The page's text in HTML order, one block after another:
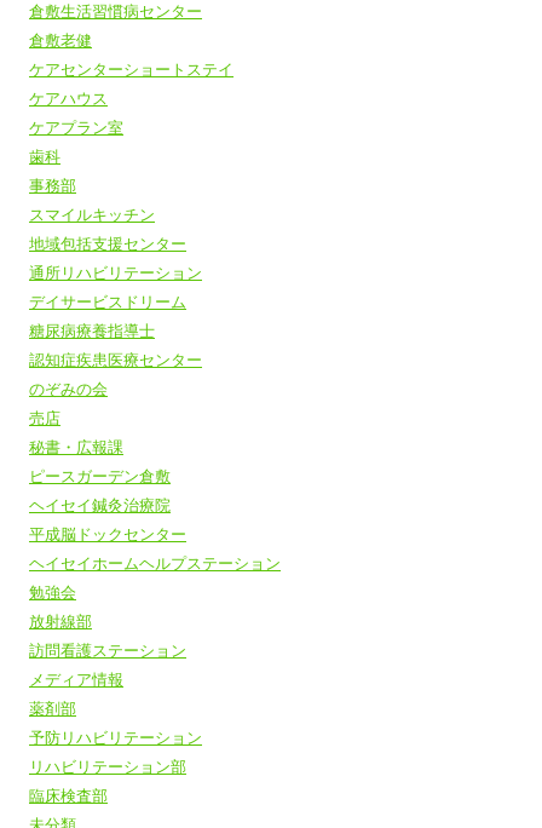
倉敷生活習慣病センター
倉敷老健
ケアセンターショートステイ
ケアハウス
ケアプラン室
歯科
事務部
スマイルキッチン
地域包括支援センター
通所リハビリテーション
デイサービスドリーム
糖尿病療養指導士
認知症疾患医療センター
のぞみの会
売店
秘書・広報課
ピースガーデン倉敷
ヘイセイ鍼灸治療院
平成脳ドックセンター
ヘイセイホームヘルプステーション
勉強会
放射線部
訪問看護ステーション
メディア情報
薬剤部
予防リハビリテーション
リハビリテーション部
臨床検査部
未分類